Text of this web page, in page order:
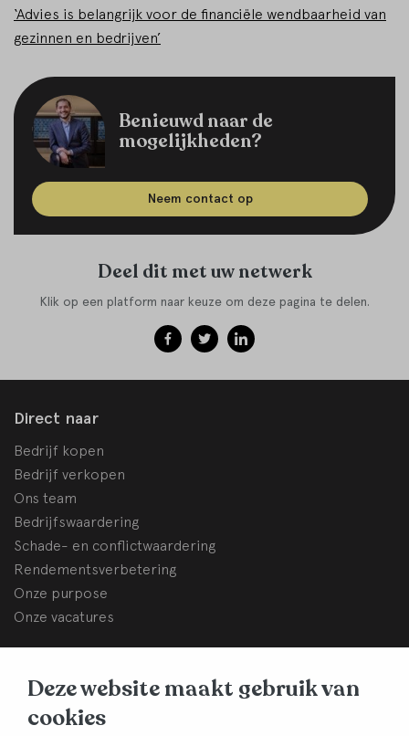
Deze website maakt gebruik van
cookies
‘Advies is belangrijk voor de financiële wendbaarheid van
gezinnen en bedrijven’
Benieuwd naar de
mogelijkheden?
Neem contact op
Deel dit met uw netwerk
Klik op een platform naar keuze om deze pagina te delen.
Direct naar
Bedrijf kopen
Bedrijf verkopen
Ons team
Bedrijfswaardering
Schade- en conflictwaardering
Rendementsverbetering
Onze purpose
Onze vacatures
Korte Brinkweg 37c
3761 EC Soest